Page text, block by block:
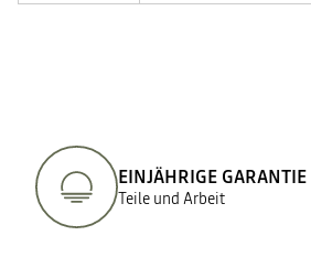
EINJÄHRIGE GARANTIE
Teile und Arbeit